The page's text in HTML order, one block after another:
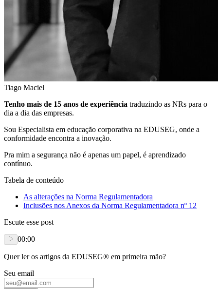
Tiago Maciel
Tenho mais de 15 anos de experiência traduzindo as NRs para o
dia a dia das empresas.
Sou Especialista em educação corporativa na EDUSEG, onde a
conformidade encontra a inovação.
Pra mim a segurança não é apenas um papel, é aprendizado
contínuo.
Tabela de conteúdo
As alterações na Norma Regulamentadora
Inclusões nos Anexos da Norma Regulamentadora nº 12
Escute esse post
00:00
Quer ler os artigos da EDUSEG® em primeira mão?
Seu email